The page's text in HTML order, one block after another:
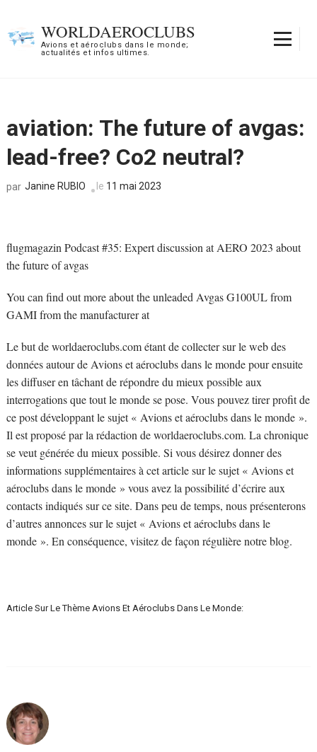
contenu
WORLDAEROCLUBS
Avions et aéroclubs dans le monde;
actualités et infos ultimes.
aviation: The future of avgas:
lead-free? Co2 neutral?
par Janine RUBIO le 11 mai 2023
flugmagazin Podcast #35: Expert discussion at AERO 2023 about
the future of avgas
You can find out more about the unleaded Avgas G100UL from
GAMI from the manufacturer at
Le but de worldaeroclubs.com étant de collecter sur le web des
données autour de Avions et aéroclubs dans le monde pour ensuite
les diffuser en tâchant de répondre du mieux possible aux
interrogations que tout le monde se pose. Vous pouvez tirer profit de
ce post développant le sujet « Avions et aéroclubs dans le monde ».
Il est proposé par la rédaction de worldaeroclubs.com. La chronique
se veut générée du mieux possible. Si vous désirez donner des
informations supplémentaires à cet article sur le sujet « Avions et
aéroclubs dans le monde » vous avez la possibilité d’écrire aux
contacts indiqués sur ce site. Dans peu de temps, nous présenterons
d’autres annonces sur le sujet « Avions et aéroclubs dans le
monde ». En conséquence, visitez de façon régulière notre blog.
Article Sur Le Thème Avions Et Aéroclubs Dans Le Monde: